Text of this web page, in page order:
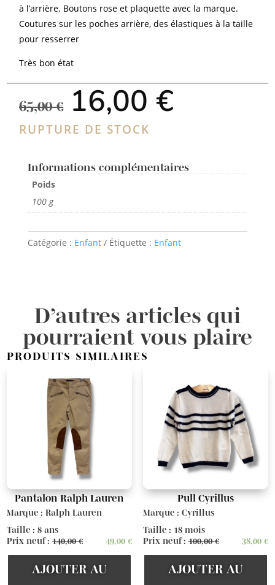
à l’arrière. Boutons rose et plaquette avec la marque.
Coutures sur les poches arrière, des élastiques à la taille
pour resserrer
Très bon état
65,00€
Le
prix
initial
était :
16,00€Le
RUPTURE DE STOCK
Informations complémentaires
Poids
100 g
Catégorie : Enfant Étiquette : Enfant
D’autres articles qui
pourraient vous plaire
PRODUITS SIMILAIRES
Pantalon Ralph Lauren
Marque : Ralph Lauren
Taille : 8 ans
Prix neuf :140,00€ 49,00€
AJOUTER AU
Pull Cyrillus
Marque : Cyrillus
Taille : 18 mois
Prix neuf :100,00€ 38,00 €
AJOUTER AU